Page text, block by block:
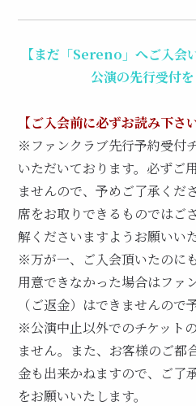
【まだ「Sereno」へご入会
公演の先行受付を
【ご入会前に必ずお読み下さい
※ファンクラブ先行予約受付
いただいております。必ずご
ませんので、予めご了承くだ
席をお取りできるものではご
解くださいますようお願いいた
※万が一、ご入会頂いたのに
用意できなかった場合はファ
（ご返金）はできませんので
※公演中止以外でのチケット
ません。また、お客様のご都
金も出来かねますので、ご了
をお願いいたします。